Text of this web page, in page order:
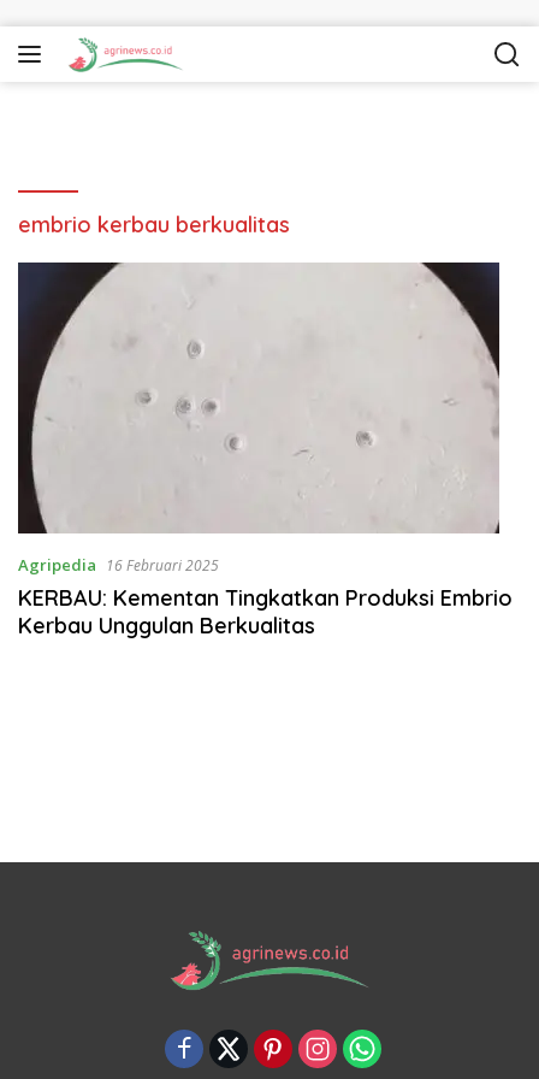
embrio kerbau berkualitas
Agripedia 16 Februari 2025
KERBAU: Kementan Tingkatkan Produksi Embrio
Kerbau Unggulan Berkualitas